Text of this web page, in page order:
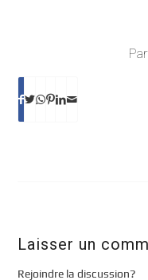
Laisser un
Rejoindre la discussion?